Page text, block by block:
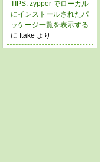
TIPS: zypper でローカル
にインストールされたパ
ッケージ一覧を表示する
に ftake より